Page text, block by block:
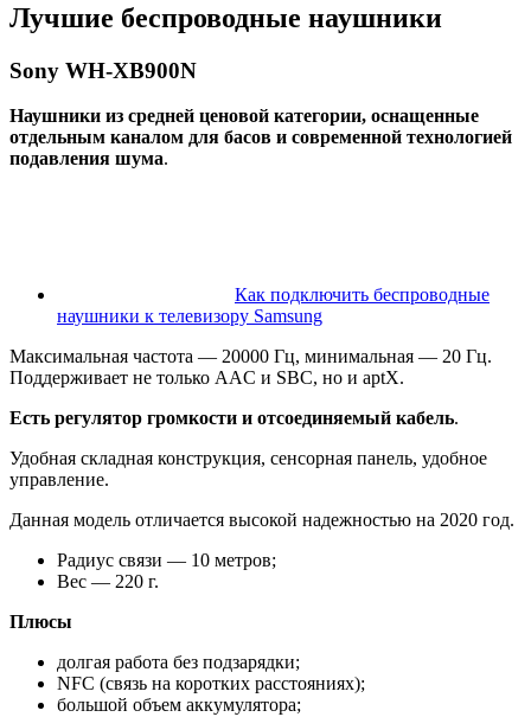
Лучшие беспроводные наушники
Sony WH-XB900N
Наушники из средней ценовой категории, оснащенные
отдельным каналом для басов и современной технологией
подавления шума.
Как подключить беспроводные
наушники к телевизору Samsung
Максимальная частота — 20000 Гц, минимальная — 20 Гц.
Поддерживает не только AAC и SBC, но и aptX.
Есть регулятор громкости и отсоединяемый кабель.
Удобная складная конструкция, сенсорная панель, удобное
управление.
Данная модель отличается высокой надежностью на 2020 год.
Радиус связи — 10 метров;
Вес — 220 г.
Плюсы
долгая работа без подзарядки;
NFC (связь на коротких расстояниях);
большой объем аккумулятора;